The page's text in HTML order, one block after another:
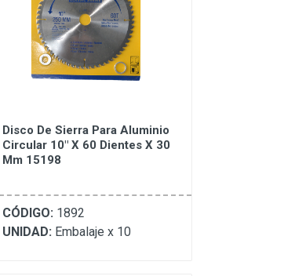
Disco De Sierra Para Aluminio
Circular 10" X 60 Dientes X 30
Mm 15198
CÓDIGO: 1892
UNIDAD: Embalaje x 10